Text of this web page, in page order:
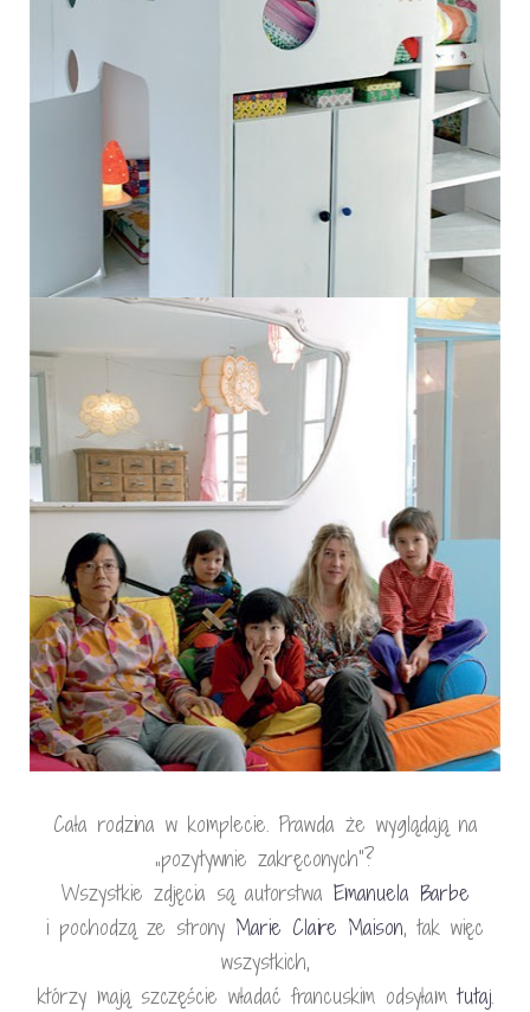
Cała rodzina w komplecie. Prawda że wyglądają na
„pozytywnie zakręconych”?
Wszystkie zdjęcia są autorstwa Emanuela Barbe
i pochodzą ze strony Marie Claire Maison, tak więc
wszystkich,
którzy mają szczęście władać francuskim odsyłam tutaj.